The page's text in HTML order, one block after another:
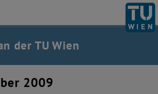
TU Wien Startseite auflisten
Ebene:
der TU Wien
2009